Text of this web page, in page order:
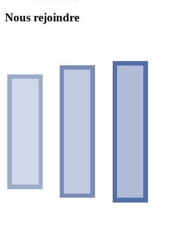
Nous rejoindre